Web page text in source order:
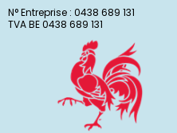
N° Entreprise : 0438 689 131
TVA BE 0438 689 131